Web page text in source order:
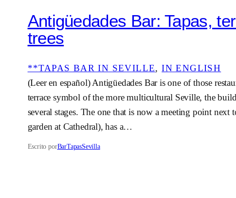
Antigüedades Bar: Tapas,
trees
**TAPAS BAR IN SEVILLE, IN ENGLISH
(Leer en español) Antigüedades Bar is one of those
terrace symbol of the more multicultural Seville, the
several stages. The one that is now a meeting point next
garden at Cathedral), has a…
Escrito porBarTapasSevilla